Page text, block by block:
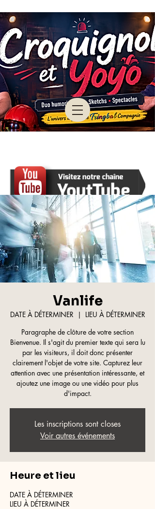
Vanlife
DATE À DÉTERMINER
  |
LIEU À DÉTERMINER
Paragraphe de clôture de votre section
Bienvenue. Il s'agit du premier texte qui sera lu
par les visiteurs, il doit donc présenter
clairement l'objet de votre site. Capturez leur
attention avec une présentation intéressante, et
ajoutez une image ou une vidéo pour plus
d'impact.
Les inscriptions sont closes
Voir autres événements
Heure et lieu
DATE À DÉTERMINER
LIEU À DÉTERMINER